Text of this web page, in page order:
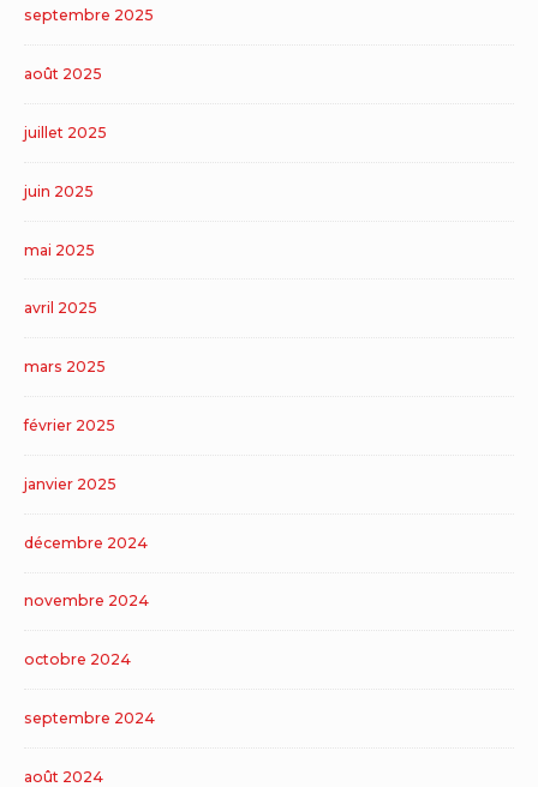
septembre 2025
août 2025
juillet 2025
juin 2025
mai 2025
avril 2025
mars 2025
février 2025
janvier 2025
décembre 2024
novembre 2024
octobre 2024
septembre 2024
août 2024